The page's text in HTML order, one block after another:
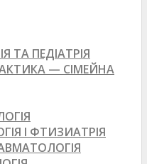
ТА ПЕДІАТРІЯ
— СІМЕЙНА
І ФТИЗИАТРІЯ